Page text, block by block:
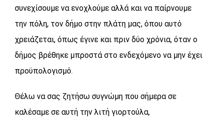
συνεχίσουμε να ενοχλούμε αλλά και να παίρνουμε
την πόλη, τον δήμο στην πλάτη μας, όπου αυτό
χρειάζεται, όπως έγινε και πριν δύο χρόνια, όταν ο
δήμος βρέθηκε μπροστά στο ενδεχόμενο να μην έχει
προϋπολογισμό.
Θέλω να σας ζητήσω συγνώμη που σήμερα σε
καλέσαμε σε αυτή την λιτή γιορτούλα,